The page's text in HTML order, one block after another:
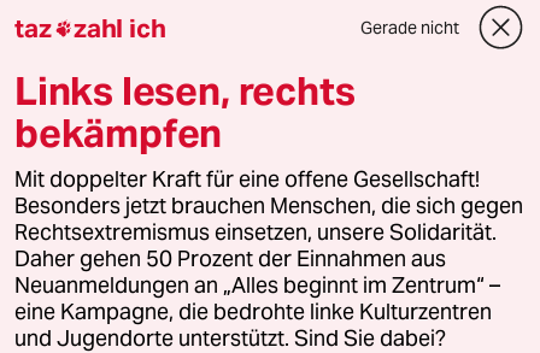
Downloads für Abonnierende
© 2026 taz Verlags und Vertriebs GmbH
Alle Rechte vorbehalten. Bei rechtlichen Fragen oder für Genehmigungen
wenden Sie sich bitte an
lizenzen@taz.de
Feedback Redaktionsstatut Kommune-Richtlinien
Leitlinie Informant Datenschutz Impressum AGB
taz zahl ich Gerade nicht
Links lesen, rechts
bekämpfen
Mit doppelter Kraft für eine offene Gesellschaft!
Besonders jetzt brauchen Menschen, die sich gegen
Rechtsextremismus einsetzen, unsere Solidarität.
Daher gehen 50 Prozent der Einnahmen aus
Neuanmeldungen an „Alles beginnt im Zentrum“ –
eine Kampagne, die bedrohte linke Kulturzentren
und Jugendorte unterstützt. Sind Sie dabei?